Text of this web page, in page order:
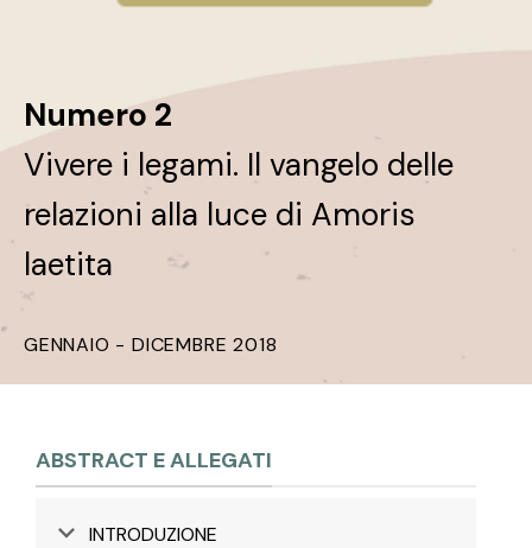
Numero 2
Vivere i legami. Il vangelo delle
relazioni alla luce di Amoris
laetita
GENNAIO - DICEMBRE 2018
ABSTRACT E ALLEGATI
INTRODUZIONE